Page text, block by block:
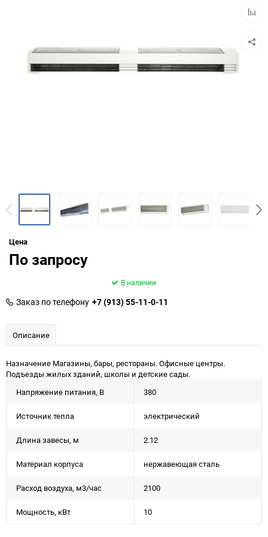
Цена
По запросу
В наличии
Заказ по телефону +7 (913) 55-11-0-11
Описание
Назначение Магазины, бары, рестораны. Офисные центры.
Подъезды жилых зданий, школы и детские сады.
Напряжение питания, В
380
Источник тепла электрический
Длина завесы, м 2.12
Материал корпуса нержавеющая сталь
Расход воздуха, м3/час 2100
Мощность, кВт 10